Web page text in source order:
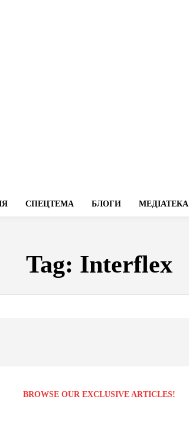
СПЕЦТЕМА БЛОГИ МЕДІАТЕКА
Tag: Interflex
BROWSE OUR EXCLUSIVE ARTICLES!